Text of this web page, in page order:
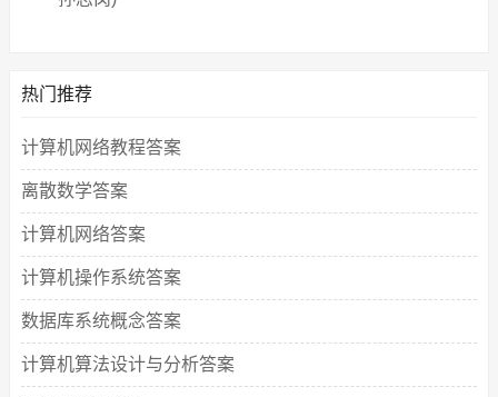
热门推荐
计算机网络教程答案
离散数学答案
计算机网络答案
计算机操作系统答案
数据库系统概念答案
计算机算法设计与分析答案